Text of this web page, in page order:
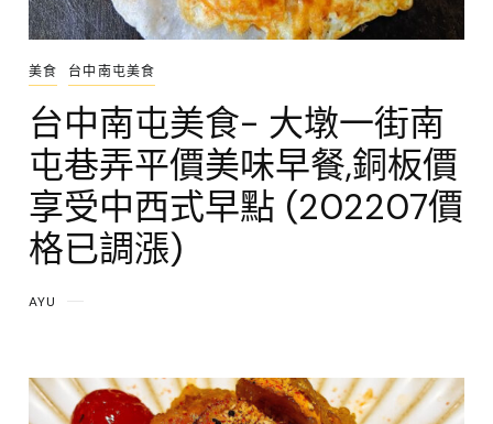
美食 台中南屯美食
台中南屯美食- 大墩一街南
屯巷弄平價美味早餐,銅板價
享受中西式早點 (202207價
格已調漲)
AYU